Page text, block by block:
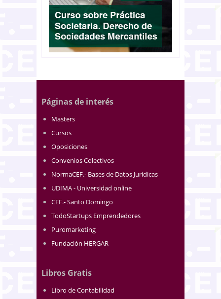
Páginas de interés
Masters
Cursos
Oposiciones
Convenios Colectivos
NormaCEF.- Bases de Datos Jurídicas
UDIMA - Universidad online
CEF.- Santo Domingo
TodoStartups Emprendedores
Puromarketing
Fundación HERGAR
Libros Gratis
Libro de Contabilidad